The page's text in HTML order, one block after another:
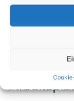
Arbeitsumfeld
FAQs
1. Wer ist